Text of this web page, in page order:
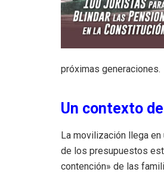
próximas generaciones.
Un contexto
La movilización llega
de los presupuestos
contención» de las